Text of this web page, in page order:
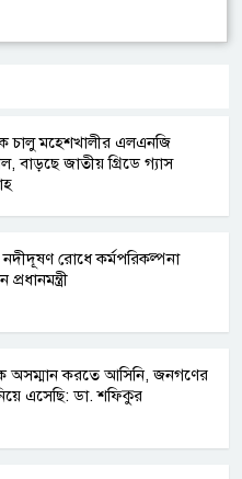
চালু মহেশখালীর এলএনজি
বাড়ছে জাতীয় গ্রিডে গ্যাস
নদীদূষণ রোধে কর্মপরিকল্পনা
প্রধানমন্ত্রী
অসম্মান করতে আসিনি, জনগণের
এসেছি: ডা. শফিকুর